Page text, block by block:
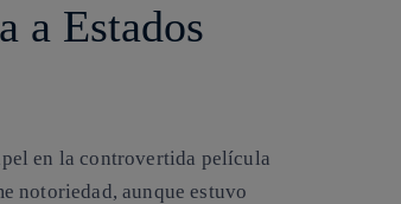
a Estados
en la controvertida película
notoriedad, aunque estuvo